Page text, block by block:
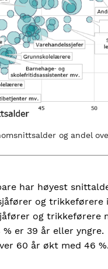
og andel
har høyest
og trikkeførere
og trikkeførere
er 39 år eller
60 år økt med 46 %.